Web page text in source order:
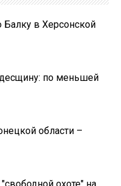
Балку в Херсонской
по меньшей
области –